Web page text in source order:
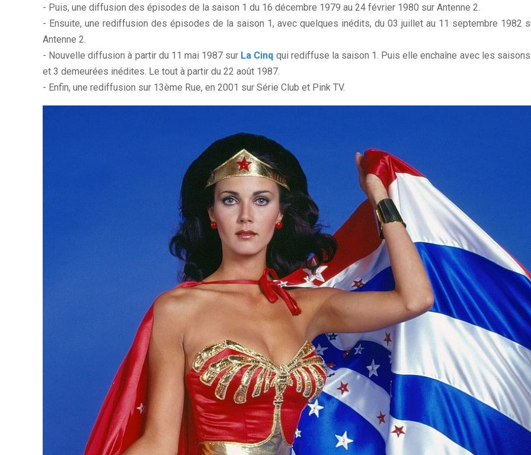
- Puis, une diffusion des épisodes de la saison 1 du 16 décembre 1979 au 24 février 1980 sur Antenne 2.
- Ensuite, une rediffusion des épisodes de la saison 1, avec quelques inédits, du 03 juillet au 11 septembre 1982
Antenne 2.
- Nouvelle diffusion à partir du 11 mai 1987 sur La Cinq qui rediffuse la saison 1. Puis elle enchaîne avec les
et 3 demeurées inédites. Le tout à partir du 22 août 1987.
- Enfin, une rediffusion sur 13ème Rue, en 2001 sur Série Club et Pink TV.